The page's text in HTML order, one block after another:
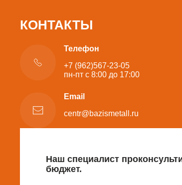
КОНТАКТЫ
Телефон
+7 (962)567-23-05
пн-пт с 8:00 до 17:00
Email
centr@bazismetall.ru
Наш специалист
бюджет.